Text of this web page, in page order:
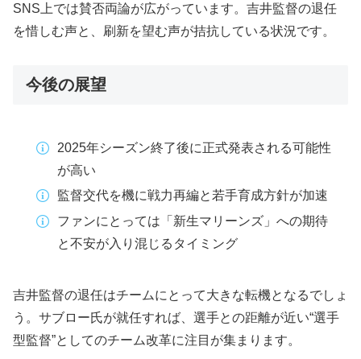
SNS上では賛否両論が広がっています。吉井監督の退任
を惜しむ声と、刷新を望む声が拮抗している状況です。
今後の展望
2025年シーズン終了後に正式発表される可能性
が高い
監督交代を機に戦力再編と若手育成方針が加速
ファンにとっては「新生マリーンズ」への期待
と不安が入り混じるタイミング
吉井監督の退任はチームにとって大きな転機となるでしょ
う。サブロー氏が就任すれば、選手との距離が近い“選手
型監督”としてのチーム改革に注目が集まります。